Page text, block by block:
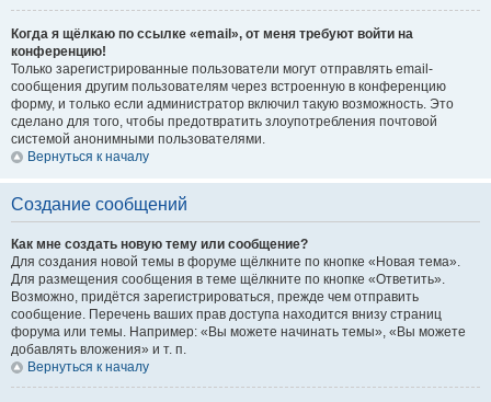
Когда я щёлкаю по ссылке «email», от меня требуют войти на
конференцию!
Только зарегистрированные пользователи могут отправлять email-
сообщения другим пользователям через встроенную в конференцию
форму, и только если администратор включил такую возможность. Это
сделано для того, чтобы предотвратить злоупотребления почтовой
системой анонимными пользователями.
Вернуться к началу
Создание сообщений
Как мне создать новую тему или сообщение?
Для создания новой темы в форуме щёлкните по кнопке «Новая тема».
Для размещения сообщения в теме щёлкните по кнопке «Ответить».
Возможно, придётся зарегистрироваться, прежде чем отправить
сообщение. Перечень ваших прав доступа находится внизу страниц
форума или темы. Например: «Вы можете начинать темы», «Вы можете
добавлять вложения» и т. п.
Вернуться к началу